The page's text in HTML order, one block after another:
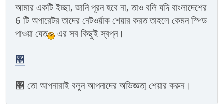
আমার একটি ইচ্ছা, জানি পূরন হবে না, তাও বলি যদি বাংলাদেশের
6 টি অপারেটর তাদের নেটওর্য়াক শেয়ার করত তাহলে কেমন স্পিড
পাওয়া যেত
এর সব কিছুই স্বপ্ন।
৥
৥ তো আপনারাই বলুন আপনাদের অভিজ্ঞতা্ শেয়ার করুন।